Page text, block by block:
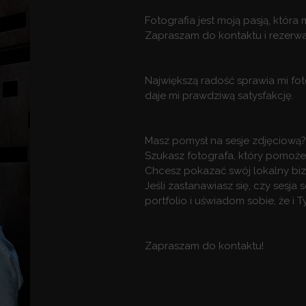
Fotografia jest moją pasją, która
Zapraszam do kontaktu i
Największą radość sprawia mi
daje mi prawdziwą satysfakcję.
Masz pomysł na sesje zdjęciową?
Szukasz fotografa, który
Chcesz pokazać swój lokalny
Jeśli zastanawiasz się, czy sesja
portfolio i uświadom sobie, że i
Zapraszam do kontaktu!